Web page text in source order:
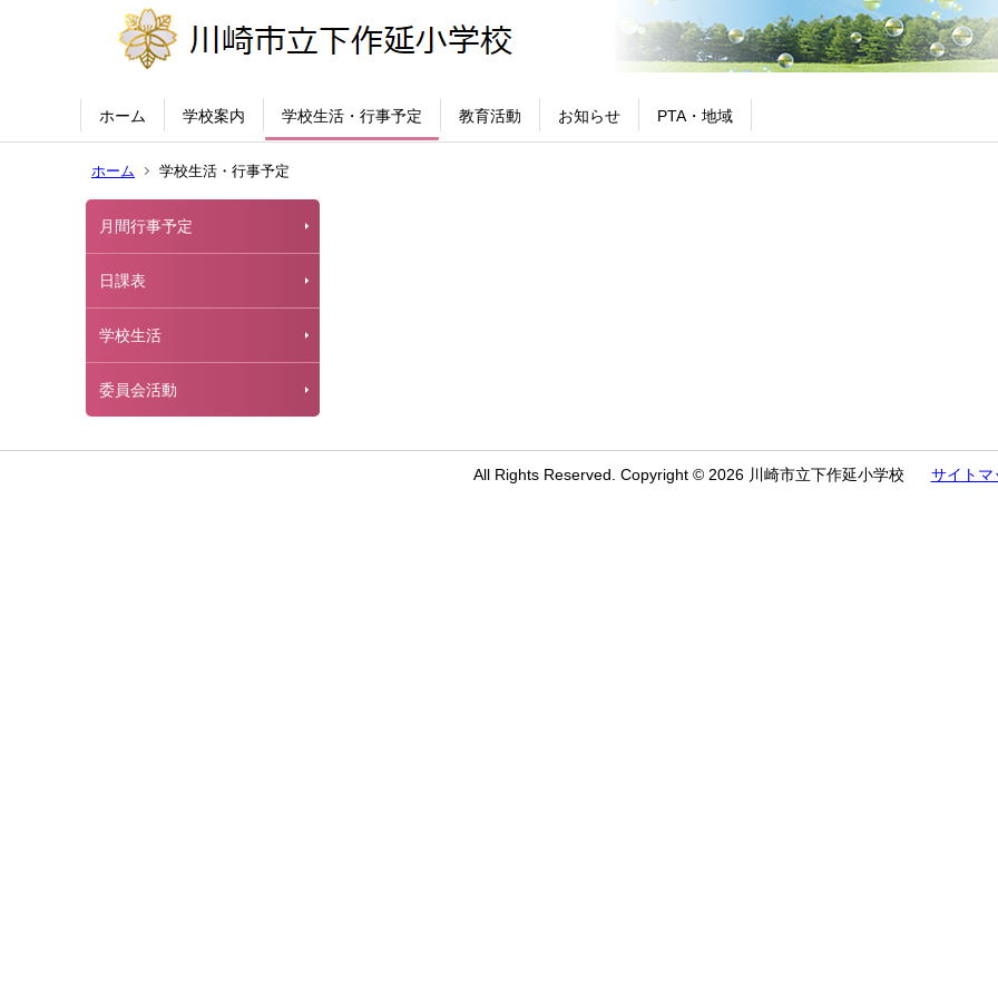
ホーム 学校案内 学校生活・行事予定 教育活動 お知らせ PTA・地域
ホーム 学校生活・行事予定
月間行事予定
日課表
学校生活
委員会活動
All Rights Reserved. Copyright © 2026 川崎市立下作延小学校 サイトマ